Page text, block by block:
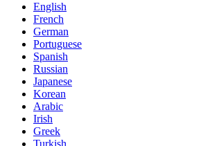
English
French
German
Portuguese
Spanish
Russian
Japanese
Korean
Arabic
Irish
Greek
Turkish